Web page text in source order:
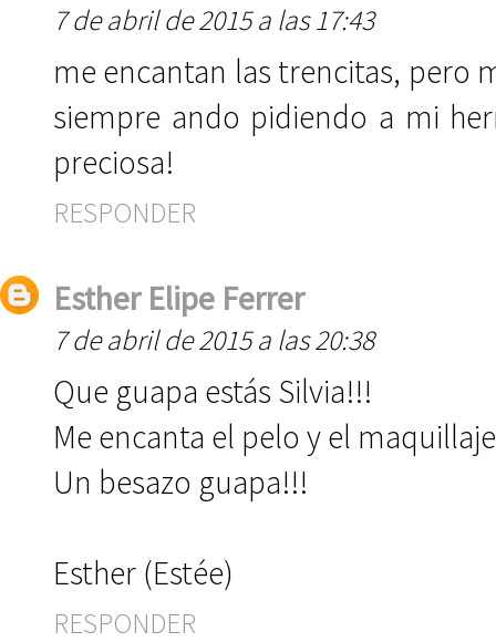
7 de abril de 2015 a las 17:43
me encantan las trencitas, pero
siempre ando pidiendo a mi
preciosa!
RESPONDER
Esther Elipe Ferrer
7 de abril de 2015 a las 20:38
Que guapa estás Silvia!!!
Me encanta el pelo y el
Un besazo guapa!!!
Esther (Estée)
RESPONDER